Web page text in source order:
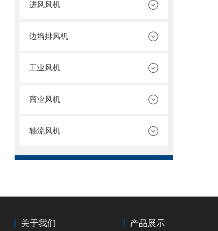
进风风机
边墙排风机
工业风机
商业风机
轴流风机
关于我们 产品展示